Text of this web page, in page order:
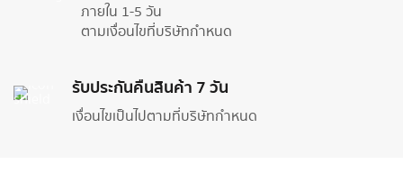
ภายใน 1-5 วัน
ตามเงื่อนไขที่บริษัทกำหนด
รับประกันคืนสินค้า 7 วัน
เงื่อนไขเป็นไปตามที่บริษัทกำหนด